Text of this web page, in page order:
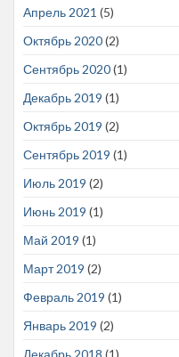
Апрель 2021 (5)
Октябрь 2020(2)
Сентябрь 2020(1)
Декабрь 2019 (1)
Октябрь 2019 (2)
Сентябрь 2019 (1)
Июль 2019 (2)
Июнь 2019 (1)
Май 2019 (1)
Март 2019 (2)
Февраль 2019 (1)
Январь 2019 (2)